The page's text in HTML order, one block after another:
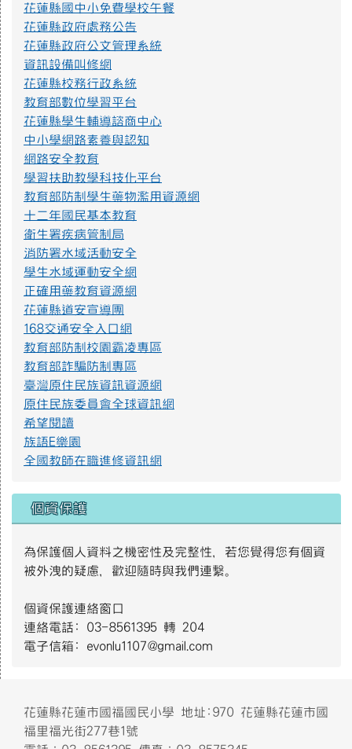
不迷小紅書，青春不迷途
近年小紅書APP為國人下載使用，產生資訊安全疑慮、詐騙
或其他校園安全事件，經查內政部警政署165打詐儀表板「縣市
案例」列有423件因使用小紅書遭詐騙之案例，態樣包含：網路
購物詐騙、假交友（投資詐財）詐騙、假買家騙賣家詐騙、假
求職詐騙、色情應召詐財詐騙等。因此，教育部建置「不迷小
紅書，青春不迷途」專區，提供小紅書潛在威脅教育宣導資源
及講師資料，請多加推廣運用。
https://eliteracy.edu.tw/Shorts/xiaohongshu.html
提升社會大眾對身心障礙者權利公約1.jpg
提升社會大眾對身心障礙者權利公約2.jpg
防範一氧化碳中毐.jpg
遊樂設施管理規範3.png
S__4137014.jpg
花蓮縣國中小免費學校午餐
花蓮縣政府處務公告
花蓮縣政府公文管理系統
資訊設備叫修網
花蓮縣校務行政系統
教育部數位學習平台
花蓮縣學生輔導諮商中心
中小學網路素養與認知
網路安全教育
學習扶助教學科技化平台
教育部防制學生藥物濫用資源網
十二年國民基本教育
衛生署疾病管制局
消防署水域活動安全
學生水域運動安全網
正確用藥教育資源網
花蓮縣道安宣導團
168交通安全入口網
教育部防制校園霸凌專區
教育部詐騙防制專區
臺灣原住民族資訊資源網
原住民族委員會全球資訊網
希望閱讀
族語E樂園
全國教師在職進修資訊網
個資保護
為保護個人資料之機密性及完整性，若您覺得您有個資
被外洩的疑慮，歡迎隨時與我們連繫。
個資保護連絡窗口
連絡電話: 03-8561395 轉 204
電子信箱: evonlu1107@gmail.com
頁尾區域內容
花蓮縣花蓮市國福國民小學 地址:970 花蓮縣花蓮市國
福里福光街277巷1號